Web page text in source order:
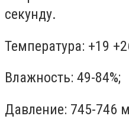
секунду.
Температура: +19
Влажность: 49-84%;
Давление: 745-746